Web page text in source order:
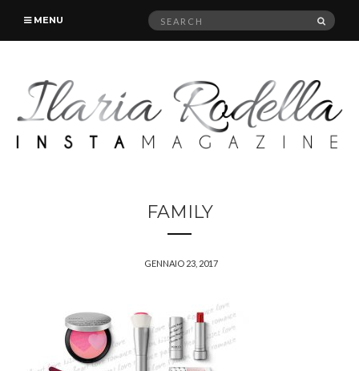
MENU
Search
FAMILY
GENNAIO 23, 2017